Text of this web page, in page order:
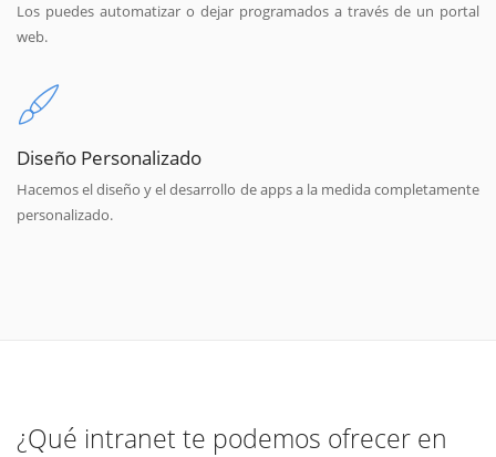
Los puedes automatizar o dejar programados a través de un portal
web.
Diseño Personalizado
Hacemos el diseño y el desarrollo de apps a la medida completamente
personalizado.
¿Qué intranet te podemos ofrecer en